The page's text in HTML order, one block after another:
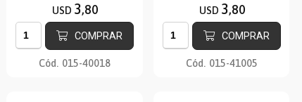
USD 3,80
COMPRAR
Cód. 015-40018
USD 3,80
COMPRAR
Cód. 015-41005